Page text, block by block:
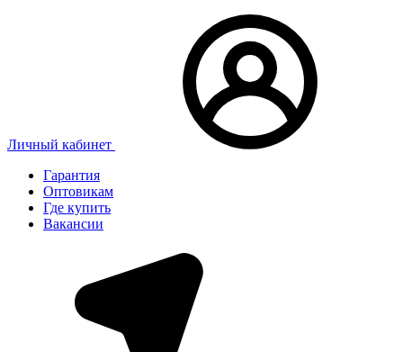
Личный кабинет
Гарантия
Оптовикам
Где купить
Вакансии